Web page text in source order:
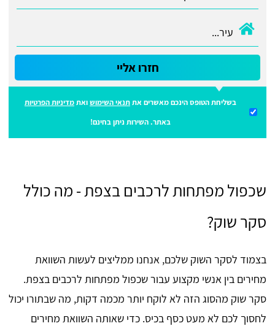
חזרו אליי
בשליחת הטופס הינכם מאשרים אתתנאי השימושואתמדיניות הפרטיות
באתר. השירות ניתן בחינם!
שכפול מפתחות לרכבים בצפת - מה כולל
סקר שוק?
בצמוד לסקר השוק שלכם, אנחנו ממליצים לעשות השוואת
מחירים בין אנשי מקצוע עבור שכפול מפתחות לרכבים בצפת.
סקר שוק מהסוג הזה לא לוקח יותר מכמה דקות, מה שבתורו יכול
לחסוך לכם לא מעט כסף בכיס. כדי שאותה השוואת מחירים